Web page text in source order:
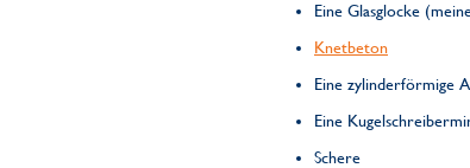
Eine Glasglocke
Knetbeton
Eine zylinderförmige
Eine
Schere